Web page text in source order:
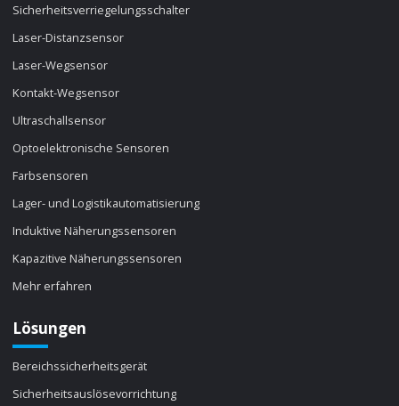
Sicherheitsverriegelungsschalter
Laser-Distanzsensor
Laser-Wegsensor
Kontakt-Wegsensor
Ultraschallsensor
Optoelektronische Sensoren
Farbsensoren
Lager- und Logistikautomatisierung
Induktive Näherungssensoren
Kapazitive Näherungssensoren
Mehr erfahren
Lösungen
Bereichssicherheitsgerät
Sicherheitsauslösevorrichtung